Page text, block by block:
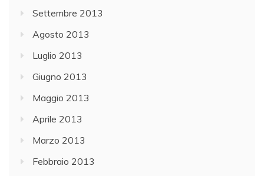
Settembre 2013
Agosto 2013
Luglio 2013
Giugno 2013
Maggio 2013
Aprile 2013
Marzo 2013
Febbraio 2013